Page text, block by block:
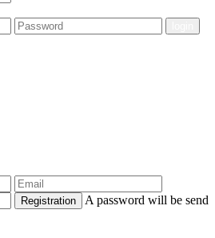
Registration
A password will be send